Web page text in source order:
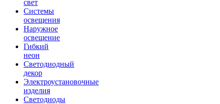
свет
Системы
освещения
Наружное
освещение
Гибкий
неон
Светодиодный
декор
Электроустановочные
изделия
Светодиоды